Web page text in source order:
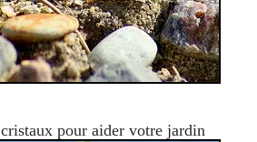
pour aider votre jardin